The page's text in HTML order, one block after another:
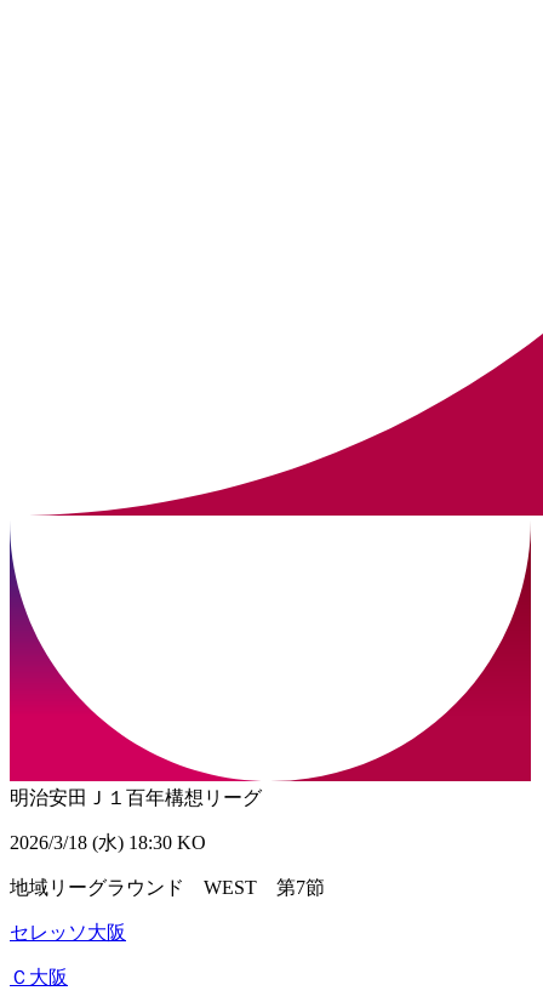
明治安田Ｊ１百年構想リーグ
2026/3/18 (水) 18:30 KO
地域リーグラウンド WEST 第7節
セレッソ大阪
Ｃ大阪